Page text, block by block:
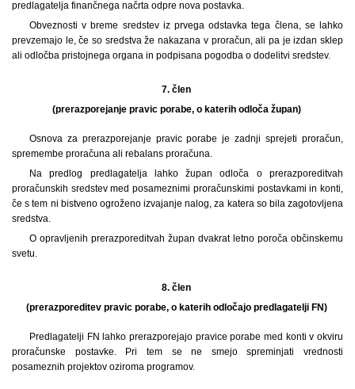
predlagatelja finančnega načrta odpre nova postavka.
Obveznosti v breme sredstev iz prvega odstavka tega člena, se lahko
prevzemajo le, če so sredstva že nakazana v proračun, ali pa je izdan sklep
ali odločba pristojnega organa in podpisana pogodba o dodelitvi sredstev.
7. člen
(prerazporejanje pravic porabe, o katerih odloča župan)
Osnova za prerazporejanje pravic porabe je zadnji sprejeti proračun,
spremembe proračuna ali rebalans proračuna.
Na predlog predlagatelja lahko župan odloča o prerazporeditvah
proračunskih sredstev med posameznimi proračunskimi postavkami in konti,
če s tem ni bistveno ogroženo izvajanje nalog, za katera so bila zagotovljena
sredstva.
O opravljenih prerazporeditvah župan dvakrat letno poroča občinskemu
svetu.
8. člen
(prerazporeditev pravic porabe, o katerih odločajo predlagatelji FN)
Predlagatelji FN lahko prerazporejajo pravice porabe med konti v okviru
proračunske postavke. Pri tem se ne smejo spreminjati vrednosti
posameznih projektov oziroma programov.